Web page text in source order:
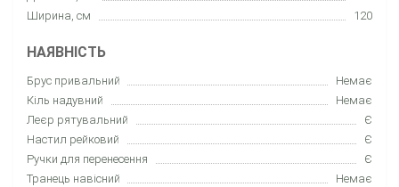
Ширина, см
120
НАЯВНІСТЬ
Брус привальний
Немає
Кіль надувний
Немає
Леєр рятувальний
Є
Настил рейковий
Є
Ручки для перенесення
Є
Транець навісний
Немає